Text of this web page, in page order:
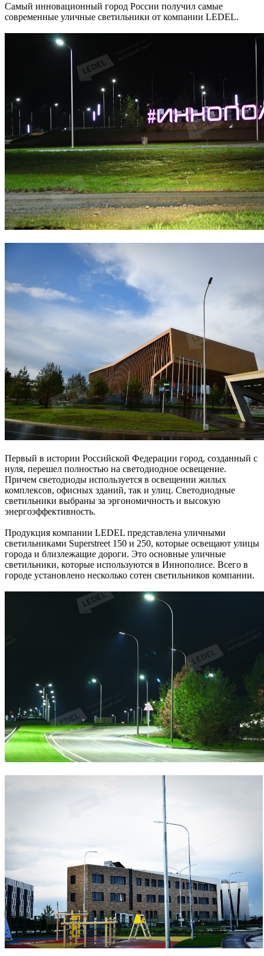
Самый инновационный город России получил самые
современные уличные светильники от компании LEDEL.
Первый в истории Российской Федерации город, созданный с
нуля, перешел полностью на светодиодное освещение.
Причем светодиоды используется в освещении жилых
комплексов, офисных зданий, так и улиц. Светодиодные
светильники выбраны за эргономичность и высокую
энергоэффективность.
Продукция компании LEDEL представлена уличными
светильниками Superstreet 150 и 250, которые освещают улицы
города и близлежащие дороги. Это основные уличные
светильники, которые используются в Иннополисе. Всего в
городе установлено несколько сотен светильников компании.